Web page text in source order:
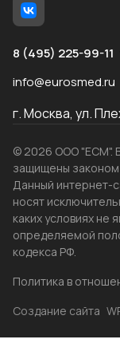
8 (495) 225-99-11
info@eurosmed.ru
г. Москва, ул.
© 2026 ООО "ЕСМ".
защищены
Данный интернет-
носят
каких условиях не
определяемой
кодекса РФ.
Политика в
Создание сайта